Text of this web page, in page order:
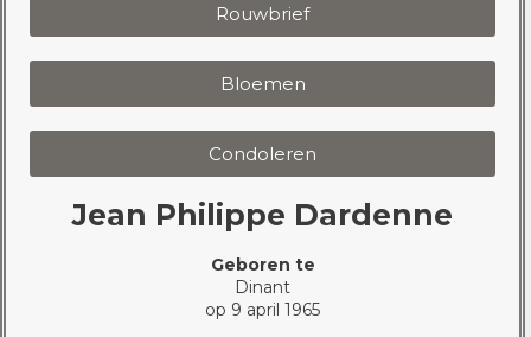
Rouwbrief
Bloemen
Condoleren
Jean Philippe Dardenne
Geboren te
Dinant
op 9 april 1965